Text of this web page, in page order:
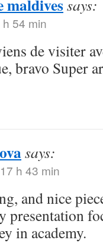
maldivessays:
54 min
de visiter
bravo Super
says:
h 43 min
and nice
presentation
in academy.